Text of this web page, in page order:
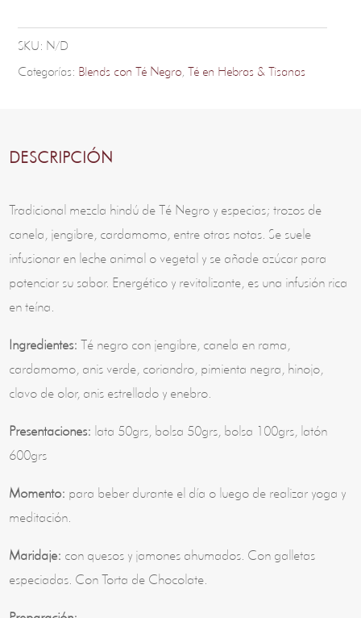
SKU: N/D
Categorías: Blends con Té Negro, Té en Hebras & Tisanas
DESCRIPCIÓN
Tradicional mezcla hindú de Té Negro y especias; trozos de
canela, jengibre, cardamomo, entre otras notas. Se suele
infusionar en leche animal o vegetal y se añade azúcar para
potenciar su sabor. Energético y revitalizante, es una infusión rica
en teína.
Ingredientes: Té negro con jengibre, canela en rama,
cardamomo, anis verde, coriandro, pimienta negra, hinojo,
clavo de olor, anis estrellado y enebro.
Presentaciones: lata 50grs, bolsa 50grs, bolsa 100grs, latón
600grs
Momento: para beber durante el día o luego de realizar yoga y
meditación.
Maridaje: con quesos y jamones ahumados. Con galletas
especiadas. Con Torta de Chocolate.